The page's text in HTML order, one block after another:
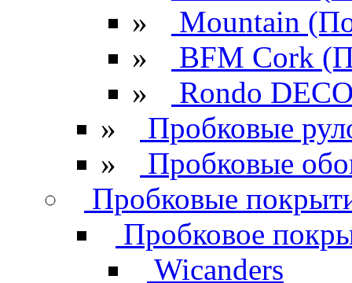
»
Mountain
»
BFM Cork
»
Rondo
»
Пробковые
»
Пробковые
Пробковые
Пробковое
Wicanders